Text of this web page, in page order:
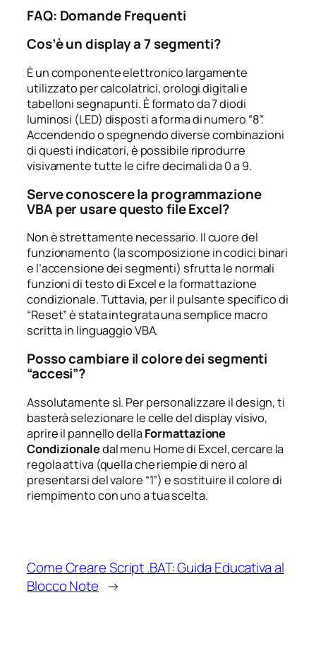
FAQ: Domande Frequenti
Cos’è un display a 7 segmenti?
È un componente elettronico largamente
utilizzato per calcolatrici, orologi digitali e
tabelloni segnapunti. È formato da 7 diodi
luminosi (LED) disposti a forma di numero “8”.
Accendendo o spegnendo diverse combinazioni
di questi indicatori, è possibile riprodurre
visivamente tutte le cifre decimali da 0 a 9.
Serve conoscere la programmazione
VBA per usare questo file Excel?
Non è strettamente necessario. Il cuore del
funzionamento (la scomposizione in codici binari
e l’accensione dei segmenti) sfrutta le normali
funzioni di testo di Excel e la formattazione
condizionale. Tuttavia, per il pulsante specifico di
“Reset” è stata integrata una semplice macro
scritta in linguaggio VBA.
Posso cambiare il colore dei segmenti
“accesi”?
Assolutamente sì. Per personalizzare il design, ti
basterà selezionare le celle del display visivo,
aprire il pannello dellaFormattazione
Condizionaledal menu Home di Excel, cercare la
regola attiva (quella che riempie di nero al
presentarsi del valore “1”) e sostituire il colore di
riempimento con uno a tua scelta.
Come Creare Script .BAT: Guida Educativa al
Blocco Note →